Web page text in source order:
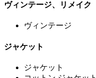
ヴィンテージ、リメイク
ヴィンテージ
ジャケット
ジャケット